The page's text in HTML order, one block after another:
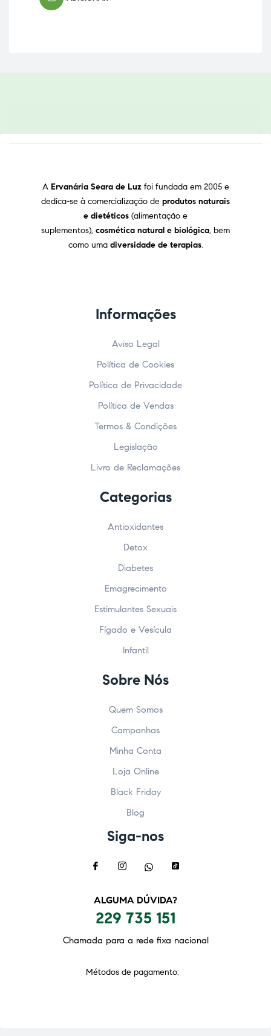
A Ervanária Seara de Luz foi fundada em 2005 e
dedica-se à comercialização de produtos naturais
e dietéticos (alimentação e
suplementos), cosmética natural e biológica, bem
como uma diversidade de terapias.
Informações
Aviso Legal
Política de Cookies
Política de Privacidade
Política de Vendas
Termos & Condições
Legislação
Livro de Reclamações
Categorias
Antioxidantes
Detox
Diabetes
Emagrecimento
Estimulantes Sexuais
Fígado e Vesícula
Infantil
Sobre Nós
Quem Somos
Campanhas
Minha Conta
Loja Online
Black Friday
Blog
Siga-nos
ALGUMA DÚVIDA?
229 735 151
Chamada para a rede fixa nacional
Métodos de pagamento: